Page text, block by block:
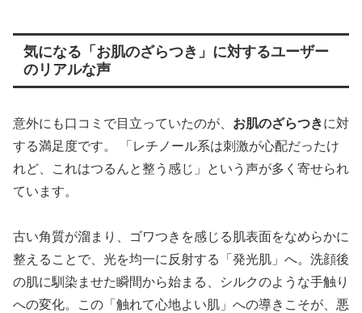
気になる「お肌のざらつき」に対するユーザー
のリアルな声
意外にも口コミで目立っていたのが、 お肌のざらつきに対
する満足度です。 「レチノール系は刺激が心配だったけ
れど、これはつるんと整う感じ」という声が多く寄せられ
ています。
古い角質が溜まり、ゴワつきを感じる肌表面をなめらかに
整えることで、光を均一に反射する「発光肌」へ。洗顔後
の肌に馴染ませた瞬間から始まる、シルクのような手触り
への変化。この「触れて心地よい肌」への導きこそが、悪